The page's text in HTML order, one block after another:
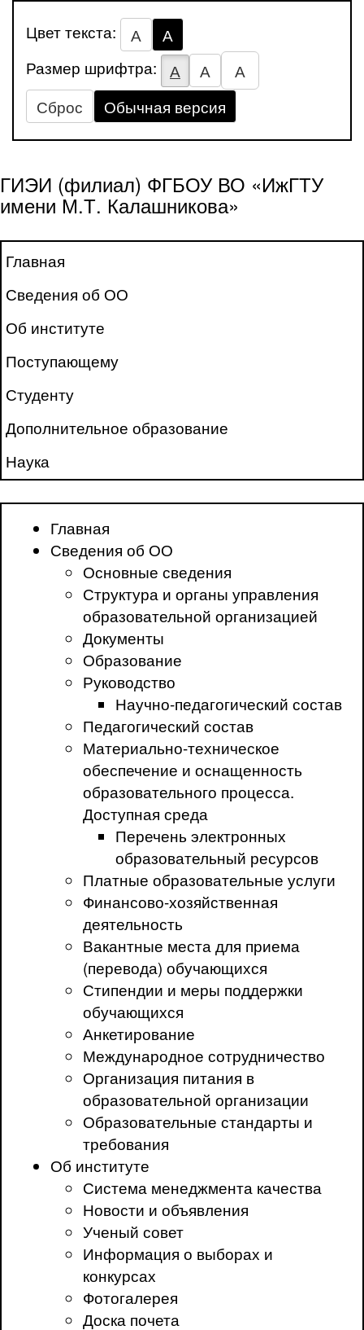
Цвет текста: А
А
Размер шрифтра:
А А
А
Сброс
Обычная версия
ГИЭИ (филиал) ФГБОУ ВО «ИжГТУ
имени М.Т. Калашникова»
Главная
Сведения об ОО
Об институте
Поступающему
Студенту
Дополнительное образование
Наука
Главная
Сведения об ОО
Основные сведения
Структура и органы управления
образовательной организацией
Документы
Образование
Руководство
Научно-педагогический состав
Педагогический состав
Материально-техническое
обеспечение и оснащенность
образовательного процесса.
Доступная среда
Перечень электронных
образовательный ресурсов
Платные образовательные услуги
Финансово-хозяйственная
деятельность
Вакантные места для приема
(перевода) обучающихся
Стипендии и меры поддержки
обучающихся
Анкетирование
Международное сотрудничество
Организация питания в
образовательной организации
Образовательные стандарты и
требования
Об институте
Система менеджмента качества
Новости и объявления
Ученый совет
Информация о выборах и
конкурсах
Фотогалерея
Доска почета